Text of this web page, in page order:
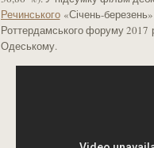
Речинського«Січень-
Роттердамського форуму 2017
Одеському.